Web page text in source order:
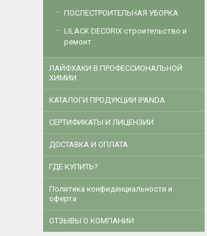
ПОСЛЕСТРОИТЕЛЬНАЯ УБОРКА
LILACK DECORIX строительство и
ремонт
ЛАЙФХАКИ В ПРОФЕССИОНАЛЬНОЙ
ХИМИИ
КАТАЛОГИ ПРОДУКЦИИ IPANDA
CЕРТИФИКАТЫ И ЛИЦЕНЗИИ
ДОСТАВКА И ОПЛАТА
ГДЕ КУПИТЬ?
Политика конфиденциальности и
оферта
ОТЗЫВЫ О КОМПАНИИ